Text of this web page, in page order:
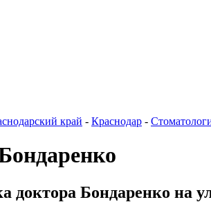
край - Краснодар -
доктора Бондаренко на